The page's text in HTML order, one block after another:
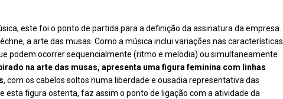
este foi o ponto de partida para a definição da assinatura da empresa.
a arte das musas. Como a música inclui variações nas características
podem ocorrer sequencialmente (ritmo e melodia) ou simultaneamente
na arte das musas, apresenta uma figura feminina com linhas
, com os cabelos soltos numa liberdade e ousadia representativa das
esta figura ostenta, faz assim o ponto de ligação com a atividade da